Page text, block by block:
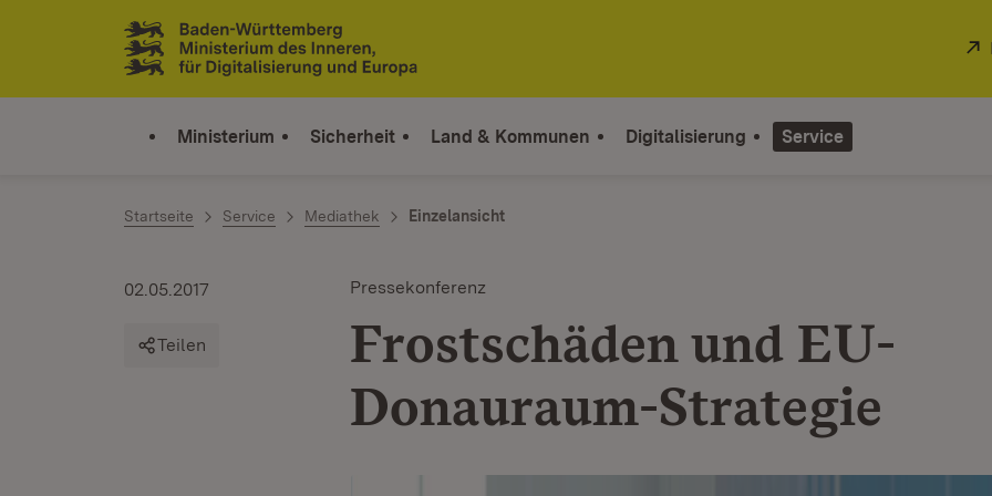
Zum Inhalt springen
Link zur Startseite
Ministerium Sicherheit Land & Kommunen Digitalisierung Service
Startseite Service Mediathek Einzelansicht
Pressekonferenz
Frostschäden und EU-
Donauraum-Strategie
02.05.2017
Teilen